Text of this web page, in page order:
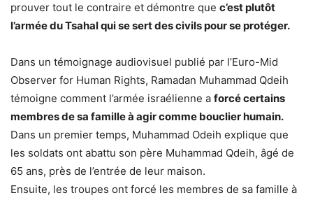
prouver tout le contraire et démontre que c’est plutôt
l’armée du Tsahal qui se sert des civils pour se protéger.
Dans un témoignage audiovisuel publié par l’Euro-Mid
Observer for Human Rights, Ramadan Muhammad Qdeih
témoigne comment l’armée israélienne a forcé certains
membres de sa famille à agir comme bouclier humain.
Dans un premier temps, Muhammad Odeih explique que
les soldats ont abattu son père Muhammad Qdeih, âgé de
65 ans, près de l’entrée de leur maison.
Ensuite, les troupes ont forcé les membres de sa famille à